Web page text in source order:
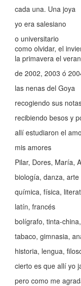
cada una. Una joya
yo era salesiano
o universitario
como olvidar, el
la primavera el
de 2002, 2003 ó
las nenas del Goya
recogiendo sus
recibiendo besos y
allí estudiaron el
mis amores
Pilar, Dores, María,
biología, danza, arte
química, física,
latín, francés
bolígrafo, tinta-
tabaco, gimnasia,
historia, lengua,
cierto es que allí yo
pero como me